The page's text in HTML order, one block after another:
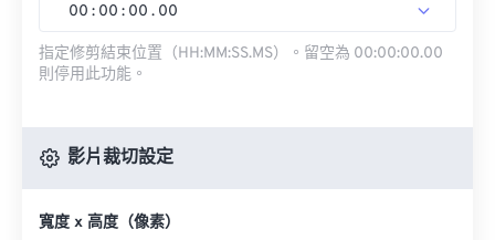
00 : 00 : 00 . 00
指定修剪結束位置（HH:MM:SS.MS）。留空為 00:00:00.00
則停用此功能。
影片裁切設定
寬度 x 高度（像素）